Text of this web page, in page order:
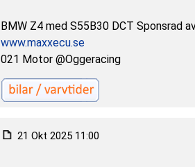
BMW Z4 med S55B30 DCT Sponsrad
www.maxxecu.se
021 Motor @Oggeracing
21 Okt 2025 11:00